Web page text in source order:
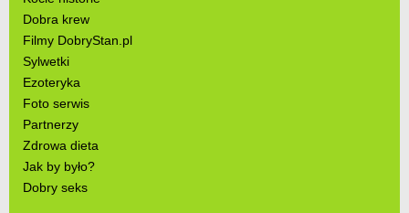
Dobra krew
Filmy DobryStan.pl
Sylwetki
Ezoteryka
Foto serwis
Partnerzy
Zdrowa dieta
Jak by było?
Dobry seks